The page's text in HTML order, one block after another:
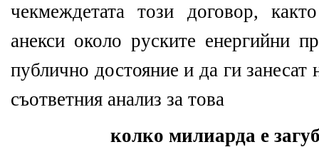
чекмеждетата този договор,
анекси около руските енергийни
публично достояние и да ги занесат
съответния анализ за това
колко милиарда е